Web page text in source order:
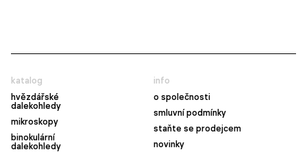
katalog
hvězdářské
dalekohledy
mikroskopy
binokulární
dalekohledy
info
o společnosti
smluvní podmínky
staňte se prodejcem
novinky